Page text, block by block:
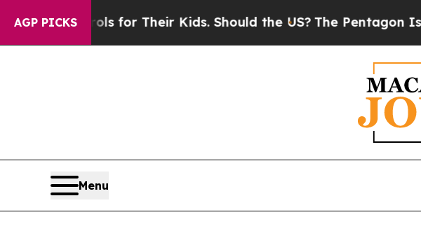
AGP PICKSfor Their Kids. Should the US?The Pentagon Is Posting
Menu